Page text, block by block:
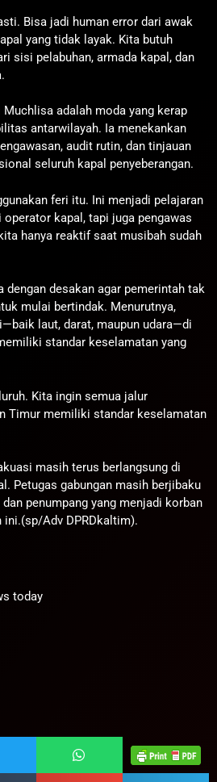
Bisa jadi human error dari awak
yang tidak layak. Kita butuh
sisi pelabuhan, armada kapal, dan
Muchlisa adalah moda yang kerap
antarwilayah. Ia menekankan
audit rutin, dan tinjauan
seluruh kapal penyeberangan.
feri itu. Ini menjadi pelajaran
operator kapal, tapi juga pengawas
hanya reaktif saat musibah sudah
dengan desakan agar pemerintah tak
mulai bertindak. Menurutnya,
laut, darat, maupun udara—di
standar keselamatan yang
Kita ingin semua jalur
Timur memiliki standar keselamatan
masih terus berlangsung di
Petugas gabungan masih berjibaku
penumpang yang menjadi korban
Adv DPRDkaltim).
today